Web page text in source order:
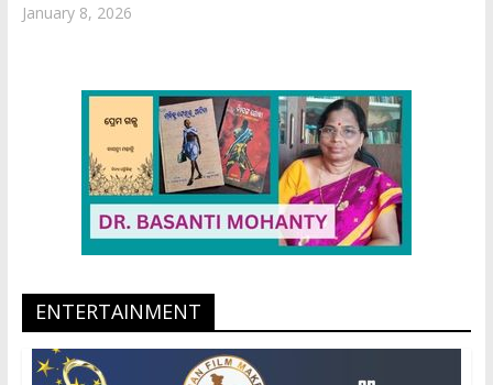
January 8, 2026
ENTERTAINMENT